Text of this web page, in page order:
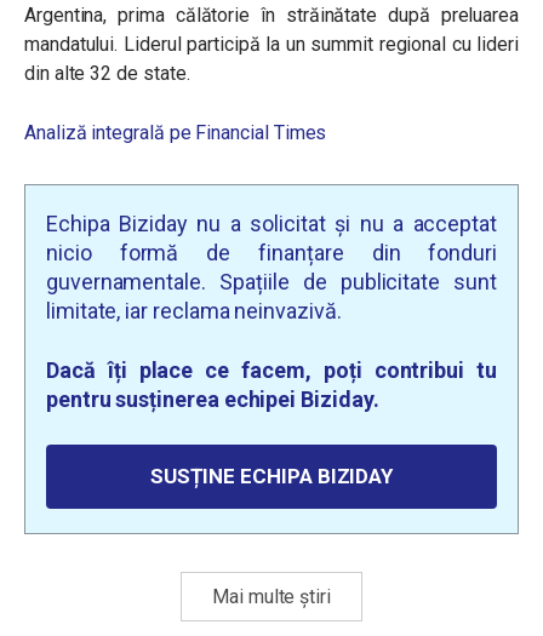
Argentina, prima călătorie în străinătate după preluarea
mandatului. Liderul participă la un summit regional cu lideri
din alte 32 de state.
Analiză integrală pe Financial Times
Echipa Biziday nu a solicitat și nu a acceptat
nicio formă de finanțare din fonduri
guvernamentale. Spațiile de publicitate sunt
limitate, iar reclama neinvazivă.
Dacă îți place ce facem, poți contribui tu
pentru susținerea echipei Biziday.
SUSȚINE ECHIPA BIZIDAY
Mai multe știri